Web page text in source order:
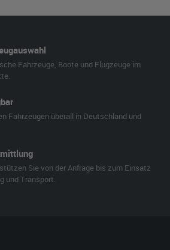
Fahrzeuge, Boote und Flugzeuge im
Fahrzeugen überall in Deutschland und
Sie von der Anfrage bis zum Einsatz
und Transport.